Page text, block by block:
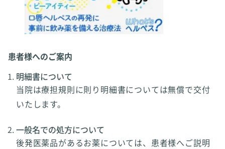
患者様へのご案内
明細書について
当院は療担規則に則り明細書については無償で交付
いたします。
一般名での処方について
後発医薬品があるお薬については、患者様へご説明